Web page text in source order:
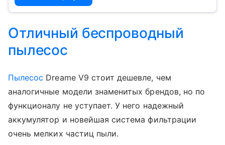
Отличный беспроводный
пылесос
Пылесос Dreame V9 стоит дешевле, чем
аналогичные модели знаменитых брендов, но по
функционалу не уступает. У него надежный
аккумулятор и новейшая система фильтрации
очень мелких частиц пыли.